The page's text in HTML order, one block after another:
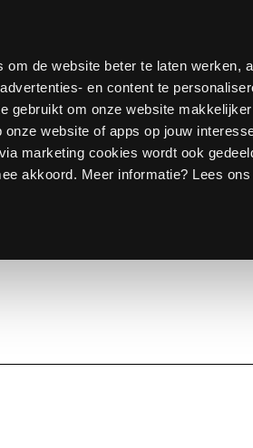
om de website beter te laten werken,
en content te
gebruikt om onze website
website of apps op jouw
marketing cookies wordt ook
akkoord. Meer informatie? Lees ons